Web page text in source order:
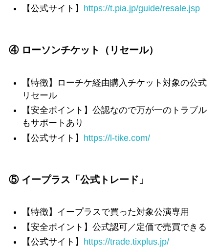
【公式サイト】
https://t.pia.jp/guide/resale.jsp
④ ローソンチケット（リセール）
【特徴】ローチケ経由購入チケット対象の公式
リセール
【安全ポイント】公認なので万が一のトラブル
もサポートあり
【公式サイト】 https://l-tike.com/
⑤ イープラス「公式トレード」
【特徴】イープラスで買った対象公演専用
【安全ポイント】公式認可／定価で売買できる
【公式サイト】
https://trade.tixplus.jp/